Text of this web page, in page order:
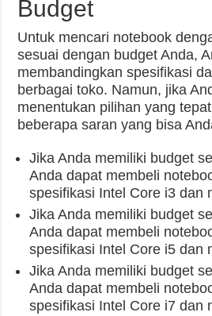
Budget
Untuk mencari notebook
sesuai dengan budget Anda,
membandingkan spesifikasi
berbagai toko. Namun, jika
menentukan pilihan yang
beberapa saran yang bisa
Jika Anda memiliki budget
Anda dapat membeli
spesifikasi Intel Core i3 dan
Jika Anda memiliki budget
Anda dapat membeli
spesifikasi Intel Core i5 dan
Jika Anda memiliki budget
Anda dapat membeli
spesifikasi Intel Core i7 dan